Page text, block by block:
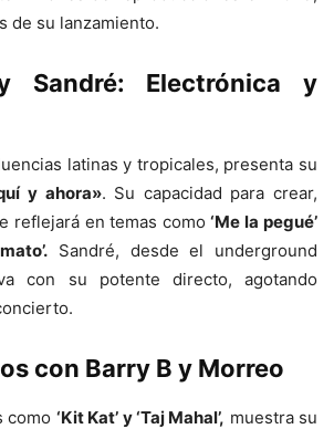
de su lanzamiento.
Sandré: Electrónica y
latinas y tropicales, presenta su
y ahora». Su capacidad para crear,
reflejará en temas como ‘Me la pegué’
Sandré, desde el underground
con su potente directo, agotando
con Barry B y Morreo
como ‘Kit Kat’ y ‘Taj Mahal’, muestra su